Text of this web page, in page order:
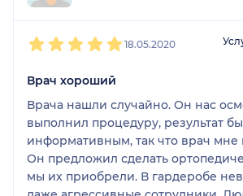
18.05.2020
Врач хороший
Врача нашли случайно. Он нас
выполнил процедуру, результат
информативным, так что врач мне
Он предложил сделать
мы их приобрели. В гардеробе